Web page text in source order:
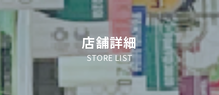
店舗詳細
STORE LIST